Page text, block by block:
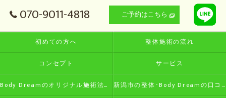
070-9011-4818 ご予約はこちら
初めての方へ 整体施術の流れ
コンセプト サービス
Body Dreamのオリジナル施術法の特徴 新潟市の整体･Body Dreamの口コミ情報